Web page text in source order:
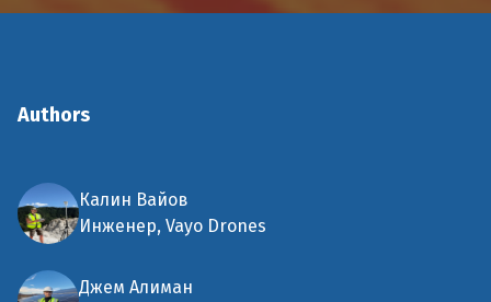
Authors
Калин Вайов
Инженер, Vayo Drones
Джем Алиман